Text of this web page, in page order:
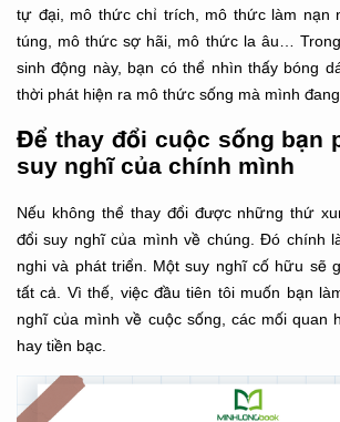
tự đại, mô thức chỉ trích, mô thức làm nạn
túng, mô thức sợ hãi, mô thức la âu…
sinh động này, bạn có thể nhìn thấy bóng
thời phát hiện ra mô thức sống mà mình đang
Để thay đổi cuộc sống bạn
suy nghĩ của chính mình
Nếu không thể thay đổi được những thứ
đổi suy nghĩ của mình về chúng. Đó chính
nghi và phát triển. Một suy nghĩ cố hữu sẽ
tất cả. Vì thế, việc đầu tiên tôi muốn bạn
nghĩ của mình về cuộc sống, các mối quan
hay tiền bạc.